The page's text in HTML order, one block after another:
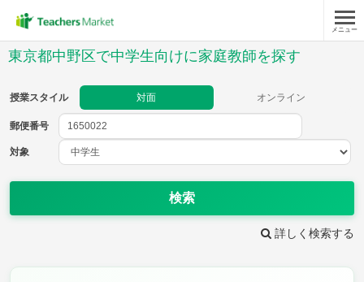
メニュー
東京都中野区で中学生向けに家庭教師を探す
授業スタイル 対面 オンライン
郵便番号
対象
検索
詳しく検索する
郵便番号
教科